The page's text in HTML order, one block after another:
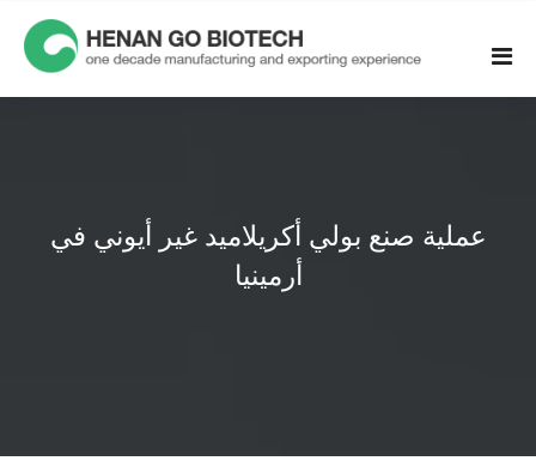
content
عملية صنع بولي أكريلاميد غير أيوني في
أرمينيا